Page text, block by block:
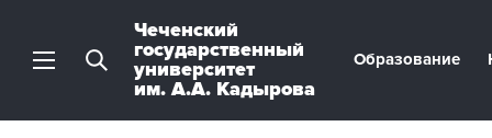
Чеченский
государственный
университет
им. А.А. Кадырова
Образование